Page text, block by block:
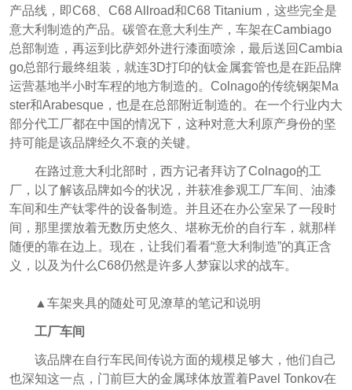
产品线，即C68、C68 Allroad和C68 Titanium，这些完全是
意大利制造的产品。碳管在意大利生产，车架在Cambiago
总部制造，再运到比萨郊外进行漆面喷涂，最后送回Cambia
go总部行最终组装，就连3D打印的钛金属套管也是在距品牌
运营基地半小时车程的地方制造的。Colnago的传统钢架Ma
ster和Arabesque，也是在总部附近制造的。在一个行业内大
部分代工厂都在中国的情况下，这种对意大利原产身份的坚
持可能是该品牌经久不衰的关键。
在路过意大利北部时，西方记者拜访了Colnago的工
厂，以了解该品牌如今的状况，并获准参观工厂车间、油漆
车间和生产钛零件的设备制造。并且还在办公室呆了一段时
间，那里摆放着无数历史悠久、堪称无价的自行车，就那样
随便的靠在边上。现在，让我们看看“意大利制造”的真正含
义，以及为什么C68仍然是许多人梦寐以求的战车。
▲车架夹具的随处可见潦草的笔记和说明
工厂车间
该品牌在自行车民间传说方面的规模足够大，他们自己
也深知这一点，门前巨大的金属球体放置着Pavel Tonkov在